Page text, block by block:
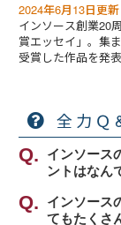
2024年6月13日更新
インソース創業20
賞エッセイ」。集
受賞した作品を発
全力Ｑ
インソース
ントはなん
インソース
インソース
てもたくさ